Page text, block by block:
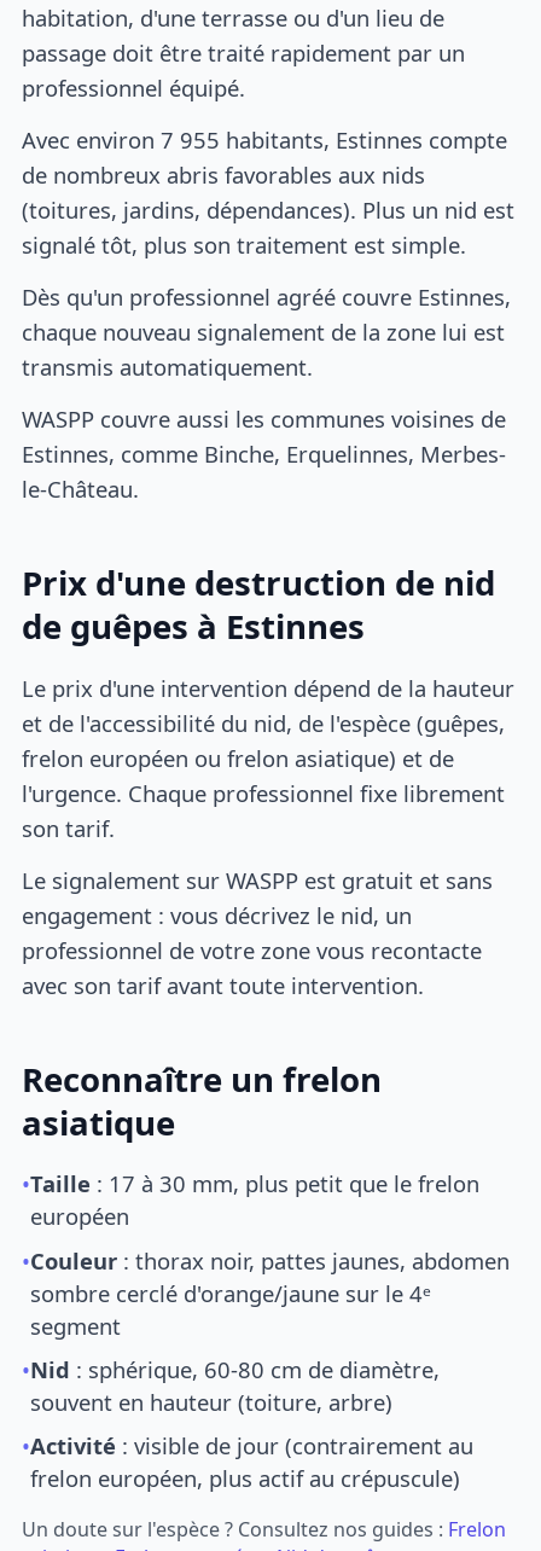
habitation, d'une terrasse ou d'un lieu de
passage doit être traité rapidement par un
professionnel équipé.
Avec environ 7 955 habitants, Estinnes compte
de nombreux abris favorables aux nids
(toitures, jardins, dépendances). Plus un nid est
signalé tôt, plus son traitement est simple.
Dès qu'un professionnel agréé couvre Estinnes,
chaque nouveau signalement de la zone lui est
transmis automatiquement.
WASPP couvre aussi les communes voisines de
Estinnes, comme Binche, Erquelinnes, Merbes-
le-Château.
Prix d'une destruction de nid
de guêpes à Estinnes
Le prix d'une intervention dépend de la hauteur
et de l'accessibilité du nid, de l'espèce (guêpes,
frelon européen ou frelon asiatique) et de
l'urgence. Chaque professionnel fixe librement
son tarif.
Le signalement sur WASPP est gratuit et sans
engagement : vous décrivez le nid, un
professionnel de votre zone vous recontacte
avec son tarif avant toute intervention.
Reconnaître un frelon
asiatique
•Taille : 17 à 30 mm, plus petit que le frelon
européen
•Couleur : thorax noir, pattes jaunes, abdomen
sombre cerclé d'orange/jaune sur le 4ᵉ
segment
•Nid : sphérique, 60-80 cm de diamètre,
souvent en hauteur (toiture, arbre)
•Activité : visible de jour (contrairement au
frelon européen, plus actif au crépuscule)
Un doute sur l'espèce ? Consultez nos guides : Frelon